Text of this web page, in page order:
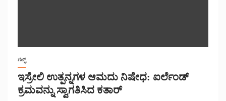
ಗಲ್ಫ್
ಇಸ್ರೇಲಿ ಉತ್ಪನ್ನಗಳ ಆಮದು ನಿಷೇಧ: ಐರ್ಲೆಂಡ್
ಕ್ರಮವನ್ನು ಸ್ವಾಗತಿಸಿದ ಕತಾರ್